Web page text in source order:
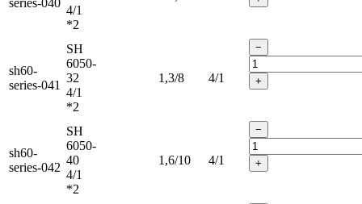
4/1
*2
sh60-
series-041
SH
6050-
32
4/1
*2
1,3/8 4/1
−
+
sh60-
series-042
SH
6050-
40
4/1
*2
1,6/10 4/1
−
+